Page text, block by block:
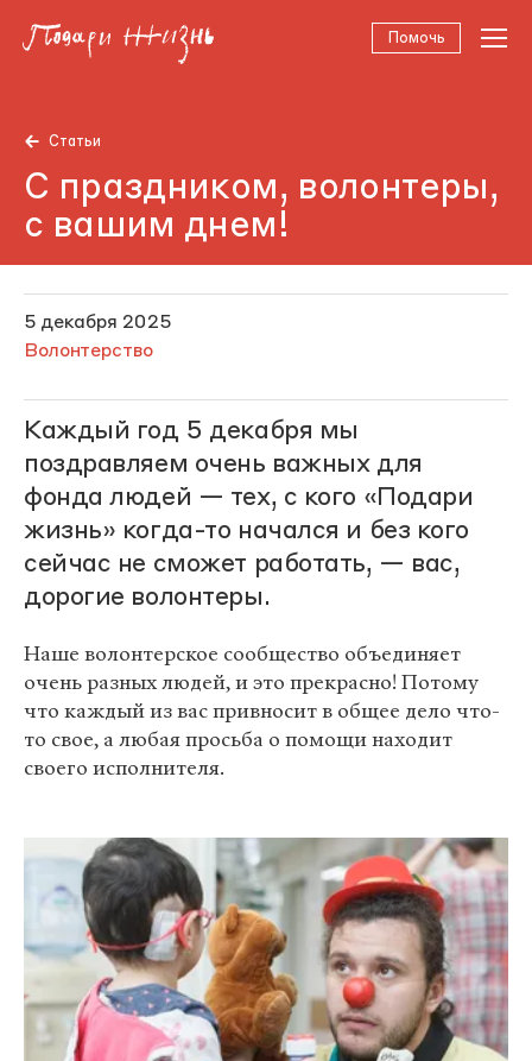
Помочь
Статьи
С праздником, волонтеры,
с вашим днем!
5 декабря 2025
Волонтерство
Каждый год 5 декабря мы
поздравляем очень важных для
фонда людей — тех, с кого «Подари
жизнь» когда-то начался и без кого
сейчас не сможет работать, — вас,
дорогие волонтеры.
Наше волонтерское сообщество объединяет
очень разных людей, и это прекрасно! Потому
что каждый из вас привносит в общее дело что-
то свое, а любая просьба о помощи находит
своего исполнителя.